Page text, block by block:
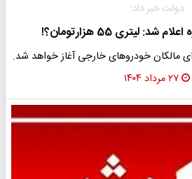
دولت خبر داد:
لیتری 55 هزارتومان؟!
مالکان خودروهای خارجی آغاز خواهد شد.
۲۷ مرداد ۱۴۰۴